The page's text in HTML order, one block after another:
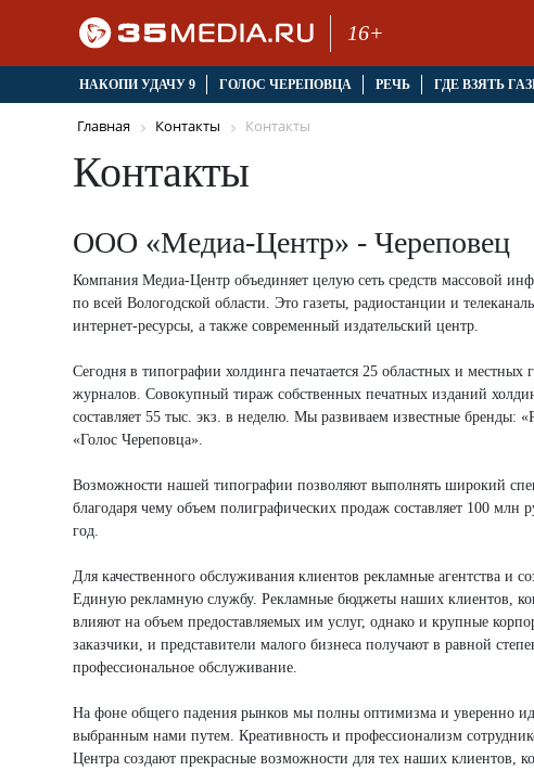
16+
НАКОПИ УДАЧУ 9 ГОЛОС ЧЕРЕПОВЦА РЕЧЬ ГДЕ ВЗЯТЬ
Главная Контакты Контакты
Контакты
ООО «Медиа-Центр» - Череповец
Компания Медиа-Центр объединяет целую сеть средств массовой
по всей Вологодской области. Это газеты, радиостанции и
интернет-ресурсы, а также современный издательский центр.
Сегодня в типографии холдинга печатается 25 областных и местных
журналов. Совокупный тираж собственных печатных изданий
составляет 55 тыс. экз. в неделю. Мы развиваем известные бренды:
«Голос Череповца».
Возможности нашей типографии позволяют выполнять широкий
благодаря чему объем полиграфических продаж составляет 100 млн
год.
Для качественного обслуживания клиентов рекламные агентства и
Единую рекламную службу. Рекламные бюджеты наших клиентов,
влияют на объем предоставляемых им услуг, однако и крупные
заказчики, и представители малого бизнеса получают в равной
профессиональное обслуживание.
На фоне общего падения рынков мы полны оптимизма и уверенно
выбранным нами путем. Креативность и профессионализм
Центра создают прекрасные возможности для тех наших клиентов,